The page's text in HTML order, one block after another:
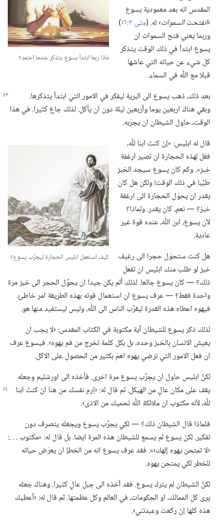
ماذا ربما ابتدأ يسوع يتذكر عندما اعتمد؟‏
المقدس انه بعد معمودية يسوع
‏‹انفتحت السموات›‏له.‏ (‏متى ٣:‏١٦
‏)‏
وربما يعني فتح السموات ان
يسوع ابتدأ في ذلك الوقت يتذكر
كل شيء عن حياته التي عاشها
قبلا مع اللّٰه في السماء.‏
بعد ذلك،‏ ذهب يسوع الى البرية ليفكر في الامور التي ابتدأ يتذكرها.‏
وبقي هناك اربعين يوما وأربعين ليلة دون ان يأكل.‏ لذلك جاع كثيرا.‏ في هذا
الوقت،‏ حاول الشيطان ان يجرّبه.‏
كيف استعمل ابليس الحجارة ليجرِّب يسوع؟‏
قال له ابليس:‏ «إنْ كنتَ ابنا للّٰه،‏
فقل لهذه الحجارة ان تصير ارغفة
خبز».‏ وكم كان يسوع سيجد الخبز
طيِّبا في ذلك الوقت!‏ ولكن هل كان
يقدر ان يحوّل الحجارة الى ارغفة
خبز؟‏ —‏ نعم،‏ كان يقدر.‏ ولماذا؟‏
لأن يسوع،‏ ابن اللّٰه،‏ عنده قوة غير
عادية.‏
هل كنت ستحوّل حجرا الى رغيف
خبز لو طلب منك ابليس ان تفعل
ذلك؟‏ —‏ كان يسوع جائعا.‏ لذلك ألم يكن جيدا ان يحوِّل الحجر الى خبز مرة
واحدة فقط؟‏ —‏ عرف يسوع ان استعمال قوته بهذه الطريقة امر خاطئ.‏
فيهوه اعطاه هذه القدرة ليقرِّب الناس الى اللّٰه،‏ وليس ليستفيد منها هو.‏
لذلك ذكر يسوع للشيطان آية مكتوبة في الكتاب المقدس:‏ ‹لا يجب ان
يعيش الانسان بالخبز وحده،‏ بل بكل كلمة تخرج من فم يهوه›.‏ فيسوع عرف
ان فعل الامور التي ترضي يهوه اهمّ بكثير من الحصول على الاكل.‏
لكنَّ ابليس حاول ان يجرِّب يسوع مرة اخرى.‏ فأخذه الى اورشليم وجعله
يقف علىمكان عالٍ من الهيكل.‏ ثم قال له:‏ ‹اِرمِ نفسك من هنا انْ كنتَ ابنا
للّٰه،‏ لأنه مكتوب ان ملائكة اللّٰه تحميك من الاذى›.‏
فلماذا قال الشيطان ذلك؟‏ —‏ لكي يجرِّب يسوع ويجعله يتصرف دون
تفكير.‏ لكنّ يسوع لم يسمع للشيطان هذه المرة ايضا.‏ بل قال له:‏ «مكتوب .‏ .‏ .‏:‏
‹لا تمتحن يهوه إلهك›».‏ فقد عرف يسوع انه من الخطإ ان يعرّض حياته
للخطر لكي يمتحن يهوه.‏
لكنَّ الشيطان لم يترك يسوع.‏ فقد أخذه الى جبل عالٍ كثيرا.‏ وهناك جعله
يرى كل الممالك،‏ او الحكومات،‏ في العالم وكل عظمتها.‏ ثم قال له:‏ ‹أعطيك
هذه كلها إنْ ركعت وعبدتني›.‏